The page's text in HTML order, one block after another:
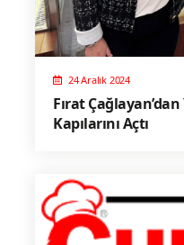
24 Aralık 2024
Fırat
Kapılarını Açtı